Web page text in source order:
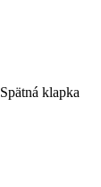
Spätná klapka